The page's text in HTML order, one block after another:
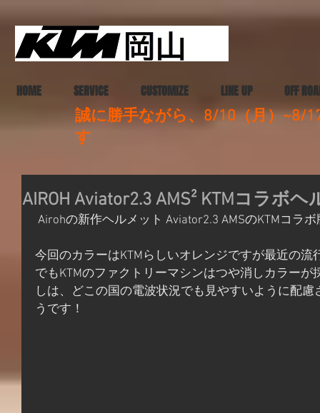
HOME SERVICE CUSTOMIZE LINE UP OFF
誠に勝手ながら、8/10（月）~8/
す
AIROH Aviator2.3 AMS² KTMコラボ
Airohの新作ヘルメット Aviator2.3 AMSのKTMコラ
今回のカラーはKTMらしいオレンジですが最近の流
でもKTMのファクトリーマシンはつや消しカラー
しは、どこの国の電波状況でも見やすいように配
うです！